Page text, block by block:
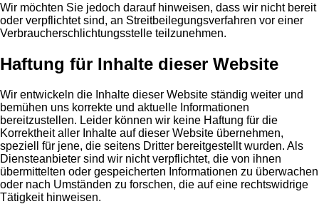
Wir möchten Sie jedoch darauf hinweisen, dass wir nicht bereit
oder verpflichtet sind, an Streitbeilegungsverfahren vor einer
Verbraucherschlichtungsstelle teilzunehmen.
Haftung für Inhalte dieser Website
Wir entwickeln die Inhalte dieser Website ständig weiter und
bemühen uns korrekte und aktuelle Informationen
bereitzustellen. Leider können wir keine Haftung für die
Korrektheit aller Inhalte auf dieser Website übernehmen,
speziell für jene, die seitens Dritter bereitgestellt wurden. Als
Diensteanbieter sind wir nicht verpflichtet, die von ihnen
übermittelten oder gespeicherten Informationen zu überwachen
oder nach Umständen zu forschen, die auf eine rechtswidrige
Tätigkeit hinweisen.